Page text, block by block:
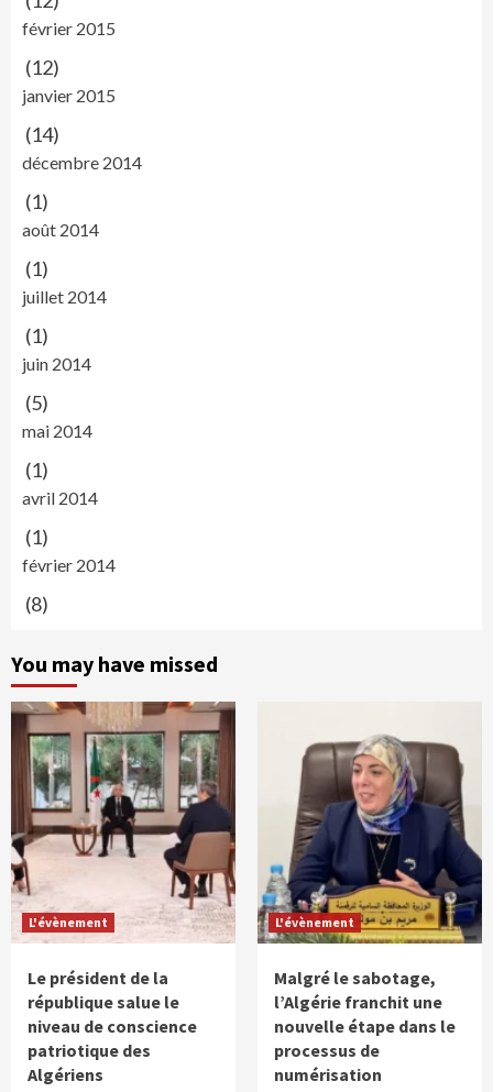
février 2015
(12)
janvier 2015
(14)
décembre 2014
(1)
août 2014
(1)
juillet 2014
(1)
juin 2014
(5)
mai 2014
(1)
avril 2014
(1)
février 2014
(8)
You may have missed
L'évènement
Le président de la
république salue le
niveau de conscience
patriotique des
Algériens
L'évènement
Malgré le sabotage,
l’Algérie franchit une
nouvelle étape dans le
processus de
numérisation